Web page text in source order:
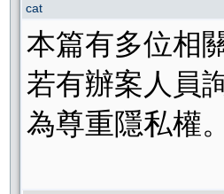
cat
本篇有多位相
若有辦案人員
為尊重隱私權